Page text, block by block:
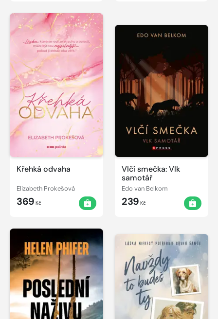
Křehká odvaha
Elizabeth Prokešová
369 Kč
Vlčí smečka: Vlk
samotář
Edo van Belkom
239 Kč